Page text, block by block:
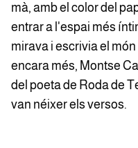
mà, amb el color del
entrar a l'espai més
mirava i escrivia el
encara més, Montse
del poeta de Roda de
van néixer els versos.